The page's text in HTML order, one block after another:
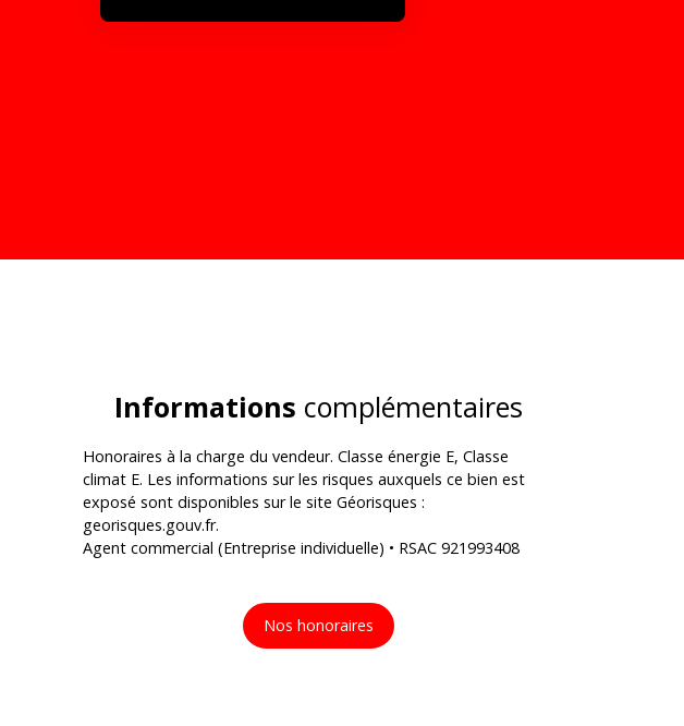
Informations complémentaires
Honoraires à la charge du vendeur. Classe énergie E, Classe
climat E. Les informations sur les risques auxquels ce bien est
exposé sont disponibles sur le site Géorisques :
georisques.gouv.fr.
Agent commercial (Entreprise individuelle) • RSAC 921993408
Nos honoraires